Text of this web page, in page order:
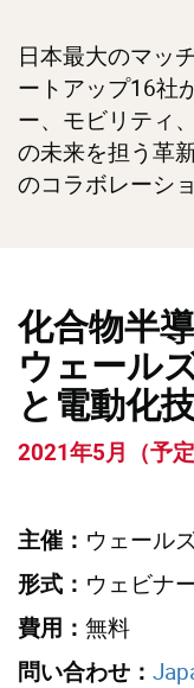
日本最大のマッ
ートアップ16社
ー、モビリティ
の未来を担う革
のコラボレーシ
化合物半
ウェール
と電動化
2021年5月（予定
主催： ウェール
形式： ウェビナ
費用： 無料
問い合わせ：